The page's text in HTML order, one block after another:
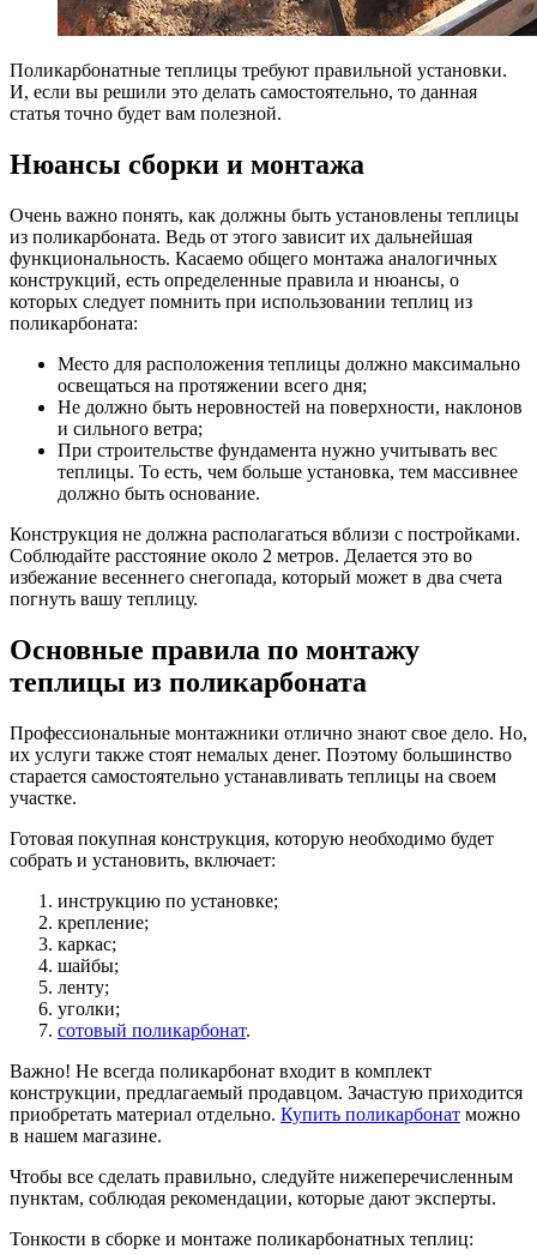
Поликарбонатные теплицы требуют правильной установки.
И, если вы решили это делать самостоятельно, то данная
статья точно будет вам полезной.
Нюансы сборки и монтажа
Очень важно понять, как должны быть установлены теплицы
из поликарбоната. Ведь от этого зависит их дальнейшая
функциональность. Касаемо общего монтажа аналогичных
конструкций, есть определенные правила и нюансы, о
которых следует помнить при использовании теплиц из
поликарбоната:
Место для расположения теплицы должно максимально
освещаться на протяжении всего дня;
Не должно быть неровностей на поверхности, наклонов
и сильного ветра;
При строительстве фундамента нужно учитывать вес
теплицы. То есть, чем больше установка, тем массивнее
должно быть основание.
Конструкция не должна располагаться вблизи с постройками.
Соблюдайте расстояние около 2 метров. Делается это во
избежание весеннего снегопада, который может в два счета
погнуть вашу теплицу.
Основные правила по монтажу
теплицы из поликарбоната
Профессиональные монтажники отлично знают свое дело. Но,
их услуги также стоят немалых денег. Поэтому большинство
старается самостоятельно устанавливать теплицы на своем
участке.
Готовая покупная конструкция, которую необходимо будет
собрать и установить, включает:
инструкцию по установке;
крепление;
каркас;
шайбы;
ленту;
уголки;
сотовый поликарбонат.
Важно! Не всегда поликарбонат входит в комплект
конструкции, предлагаемый продавцом. Зачастую приходится
приобретать материал отдельно. Купить поликарбонат можно
в нашем магазине.
Чтобы все сделать правильно, следуйте нижеперечисленным
пунктам, соблюдая рекомендации, которые дают эксперты.
Тонкости в сборке и монтаже поликарбонатных теплиц: